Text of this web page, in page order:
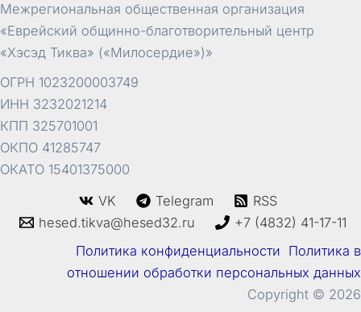
Межрегиональная общественная организация
«Еврейский общинно-благотворительный центр
«Хэсэд Тиква» («Милосердие»)»
ОГРН 1023200003749
ИНН 3232021214
КПП 325701001
ОКПО 41285747
ОКАТО 15401375000
VK
Telegram
RSS
hesed.tikva@hesed32.ru
+7 (4832) 41-17-11
Политика конфиденциальности Политика в
отношении обработки персональных данных
Copyright © 2026